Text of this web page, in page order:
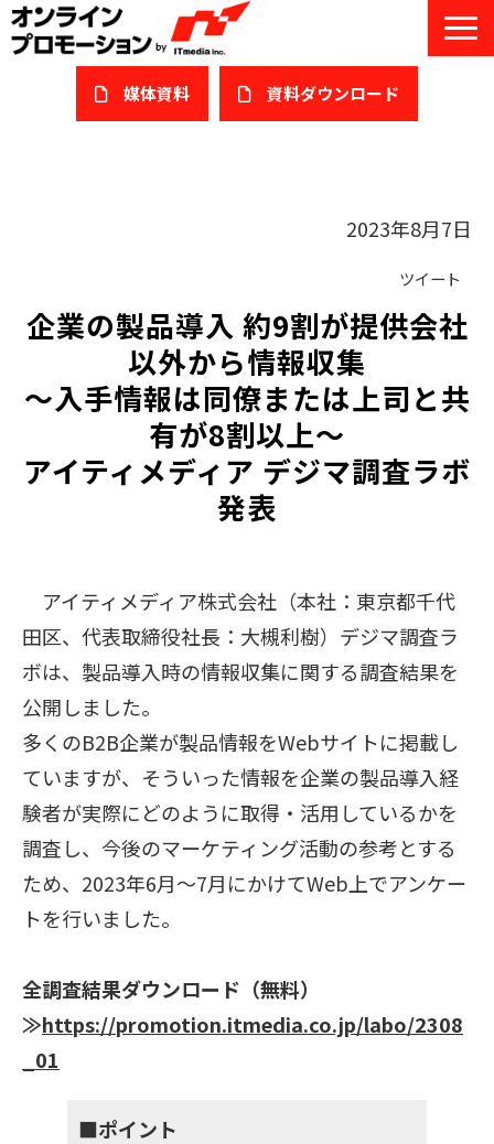
媒体資料 ​資料ダウンロード
課題/ターゲット別で探す
オンライン展示会/協賛ウェビナー
導入事例
セミナー情報/ブログ
販売パートナー募集
2023年8月7日
ツイート
企業の製品導入 約9割が提供会社
以外から情報収集
～入手情報は同僚または上司と共
有が8割以上～
アイティメディア デジマ調査ラボ
発表
アイティメディア株式会社（本社：東京都千代
田区、代表取締役社長：大槻利樹）デジマ調査ラ
ボは、製品導入時の情報収集に関する調査結果を
公開しました。
多くのB2B企業が製品情報をWebサイトに掲載し
ていますが、そういった情報を企業の製品導入経
験者が実際にどのように取得・活用しているかを
調査し、今後のマーケティング活動の参考とする
ため、2023年6月～7月にかけてWeb上でアンケー
トを行いました。
全調査結果ダウンロード（無料）
≫https://promotion.itmedia.co.jp/labo/2308
_01
■ポイント